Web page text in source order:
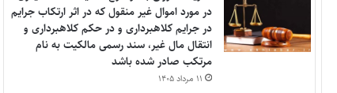
در مورد اموال غیر منقول که در اثر ارتکاب جرایم
در جرایم کلاهبرداری و در حکم کلاهبرداری و
انتقال مال غیر، سند رسمی مالکیت به نام
مرتکب صادر شده باشد
۱۱ مرداد ۱۴۰۵